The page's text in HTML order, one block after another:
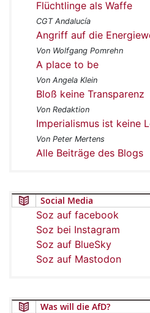
Flüchtlinge als Waffe
CGT Andalucía
Angriff auf die
Von Wolfgang Pomrehn
A place to be
Von Angela Klein
Bloß keine Transparenz
Von Redaktion
Imperialismus ist keine
Von Peter Mertens
Alle Beiträge des Blogs
Social Media
Soz auf facebook
Soz bei Instagram
Soz auf BlueSky
Soz auf Mastodon
Was will die AfD?